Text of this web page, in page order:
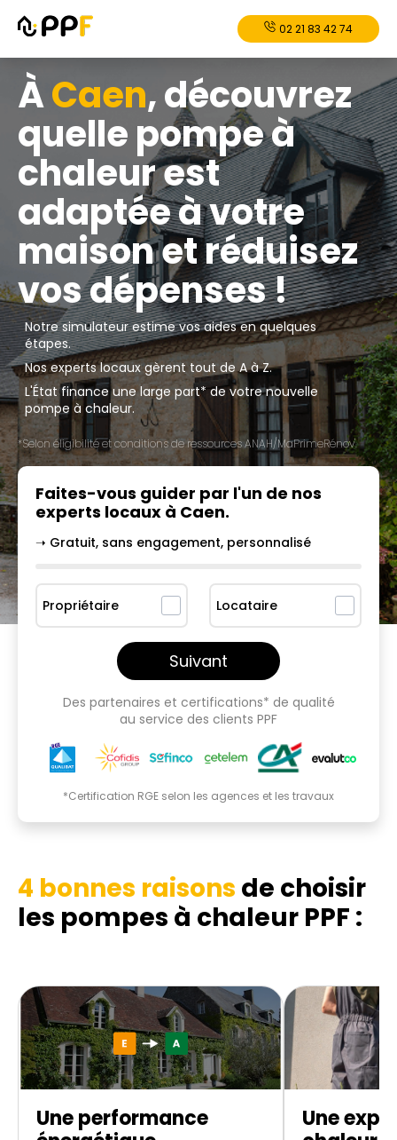
02 21 83 42 74
ÀCaen, découvrez
quelle pompe à
chaleur est
adaptée à votre
maison et réduisez
vos dépenses !
Notre simulateur estime vos aides en quelques
étapes.
Nos experts locaux gèrent tout de A à Z.
L'État finance une large part* de votre nouvelle
pompe à chaleur.
*Selon éligibilité et conditions de ressources ANAH/MaPrimeRénov'.
Faites-vous guider par l'un de nos
experts locaux à Caen.
➝ Gratuit, sans engagement, personnalisé
Propriétaire Locataire
Suivant
Des partenaires et certifications* de qualité
au service des clients PPF
*Certification RGE selon les agences et les travaux
4 bonnes raisons de choisir
les pompes à chaleur PPF :
Une performance
Une